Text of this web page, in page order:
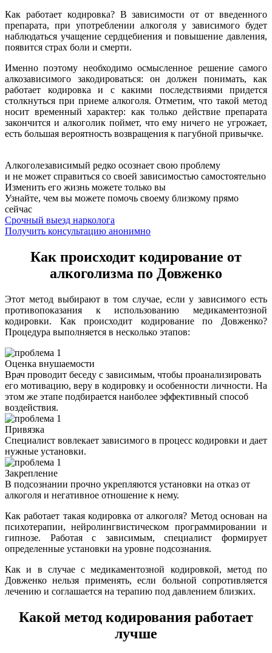
Как работает кодировка? В зависимости от от введенного
препарата, при употреблении алкоголя у зависимого будет
наблюдаться учащение сердцебиения и повышение давления,
появится страх боли и смерти.
Именно поэтому необходимо осмысленное решение самого
алкозависимого закодироваться: он должен понимать, как
работает кодировка и с какими последствиями придется
столкнуться при приеме алкоголя. Отметим, что такой метод
носит временный характер: как только действие препарата
закончится и алкоголик поймет, что ему ничего не угрожает,
есть большая вероятность возвращения к пагубной привычке.
Алкоголезависимый редко осознает свою проблему
и не может справиться со своей зависимостью самостоятельно
Изменить его жизнь можете только вы
Узнайте, чем вы можете помочь своему близкому прямо
сейчас
Срочный выезд нарколога
Получить консультацию анонимно
Как происходит кодирование от
алкоголизма по Довженко
Этот метод выбирают в том случае, если у зависимого есть
противопоказания к использованию медикаментозной
кодировки. Как происходит кодирование по Довженко?
Процедура выполняется в несколько этапов:
Оценка внушаемости
Врач проводит беседу с зависимым, чтобы проанализировать
его мотивацию, веру в кодировку и особенности личности. На
этом же этапе подбирается наиболее эффективный способ
воздействия.
Привязка
Специалист вовлекает зависимого в процесс кодировки и дает
нужные установки.
Закрепление
В подсознании прочно укрепляются установки на отказ от
алкоголя и негативное отношение к нему.
Как работает такая кодировка от алкоголя? Метод основан на
психотерапии, нейролингвистическом программировании и
гипнозе. Работая с зависимым, специалист формирует
определенные установки на уровне подсознания.
Как и в случае с медикаментозной кодировкой, метод по
Довженко нельзя применять, если больной сопротивляется
лечению и соглашается на терапию под давлением близких.
Какой метод кодирования работает
лучше